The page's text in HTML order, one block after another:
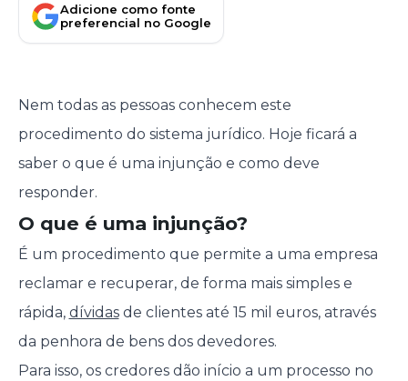
Adicione como fonte
preferencial no Google
Nem todas as pessoas conhecem este
procedimento do sistema jurídico. Hoje ficará a
saber o que é uma injunção e como deve
responder.
O que é uma injunção?
É um procedimento que permite a uma empresa
reclamar e recuperar, de forma mais simples e
rápida, dívidasde clientes até 15 mil euros, através
da penhora de bens dos devedores.
Para isso, os credores dão início a um processo no